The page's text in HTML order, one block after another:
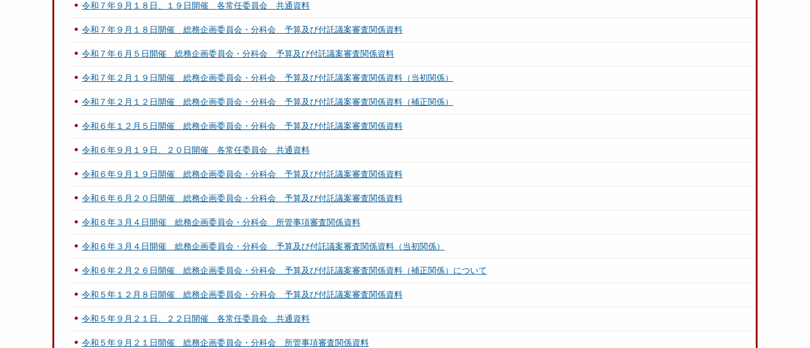
令和７年９月１８日、１９日開催 各常任委員会 共通資料
令和７年９月１８日開催 総務企画委員会・分科会 予算及び付託議案審査関係資料
令和７年６月５日開催 総務企画委員会・分科会 予算及び付託議案審査関係資料
令和７年２月１９日開催 総務企画委員会・分科会 予算及び付託議案審査関係資料（当初関係）
令和７年２月１２日開催 総務企画委員会・分科会 予算及び付託議案審査関係資料（補正関係）
令和６年１２月５日開催 総務企画委員会・分科会 予算及び付託議案審査関係資料
令和６年９月１９日、２０日開催 各常任委員会 共通資料
令和６年９月１９日開催 総務企画委員会・分科会 予算及び付託議案審査関係資料
令和６年６月２０日開催 総務企画委員会・分科会 予算及び付託議案審査関係資料
令和６年３月４日開催 総務企画委員会・分科会 所管事項審査関係資料
令和６年３月４日開催 総務企画委員会・分科会 予算及び付託議案審査関係資料（当初関係）
令和６年２月２６日開催 総務企画委員会・分科会 予算及び付託議案審査関係資料（補正関係）について
令和５年１２月８日開催 総務企画委員会・分科会 予算及び付託議案審査関係資料
令和５年９月２１日、２２日開催 各常任委員会 共通資料
令和５年９月２１日開催 総務企画委員会・分科会 所管事項審査関係資料